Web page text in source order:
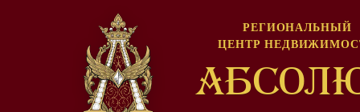
РЕГИОНАЛЬНЫЙ
ЦЕНТР